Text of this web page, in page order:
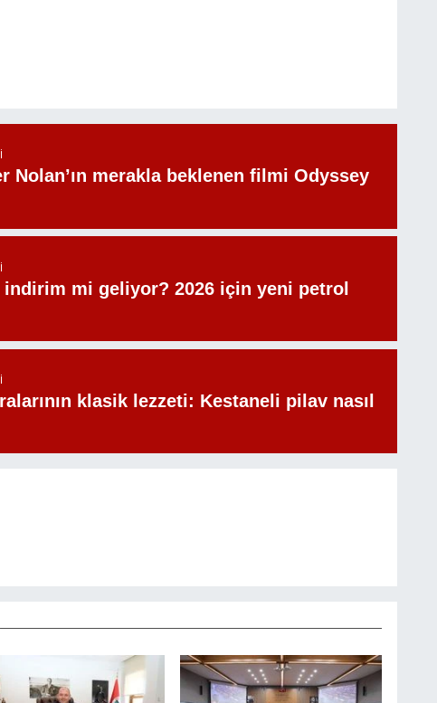
Nolan’ın merakla beklenen filmi Odyssey
indirim mi geliyor? 2026 için yeni petrol
klasik lezzeti: Kestaneli pilav nasıl